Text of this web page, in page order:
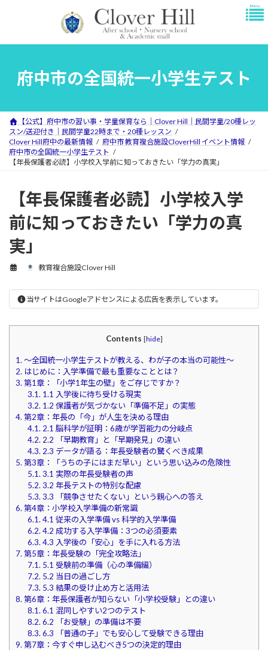
プ
動
府中市の全国統一小学生テスト
【公式】府中市の習い事・学童保育なら｜Clover Hill｜民間学童/20種レッ
スン/送迎付き｜民間学童22時まで・20種レッスン
Clover Hill府中の最新情報
府中市 教育複合施設CloverHill イベント情報
府中市の全国統一小学生テスト
【年長保護者必読】小学校入学前に知っておきたい「学力の真実」
【年長保護者必読】小学校入学
前に知っておきたい「学力の真
実」
教育複合施設Clover Hill
当サイトはGoogleアドセンスによる広告を表示しています。
Contents [hide]
1. ～全国統一小学生テストが教える、わが子の本当の可能性～
2. はじめに：入学準備で最も重要なこととは？
3. 第1章：「小学1年生の壁」をご存じですか？
3.1. 1.1 入学後に待ち受ける現実
3.2. 1.2 保護者が気づかない「準備不足」の実態
4. 第2章：年長の「今」が人生を決める理由
4.1. 2.1 脳科学が証明：6歳が学習能力の分岐点
4.2. 2.2 「早期教育」と「早期発見」の違い
4.3. 2.3 データが語る：年長受験者の驚くべき成果
5. 第3章：「うちの子にはまだ早い」という思い込みの危険性
5.1. 3.1 実際の年長受験者の声
5.2. 3.2 年長テストの特別な配慮
5.3. 3.3 「競争させたくない」という親心への答え
6. 第4章：小学校入学準備の新常識
6.1. 4.1 従来の入学準備 vs 科学的入学準備
6.2. 4.2 成功する入学準備：3つの必須要素
6.3. 4.3 入学後の「安心」を手に入れる方法
7. 第5章：年長受験の「完全攻略法」
7.1. 5.1 受験前の準備（心の準備編）
7.2. 5.2 当日の過ごし方
7.3. 5.3 結果の受け止め方と活用法
8. 第6章：年長保護者が知らない「小学校受験」との違い
8.1. 6.1 混同しやすい2つのテスト
8.2. 6.2 「お受験」の準備は不要
8.3. 6.3 「普通の子」でも安心して受験できる理由
9. 第7章：今すぐ申し込むべき5つの決定的理由